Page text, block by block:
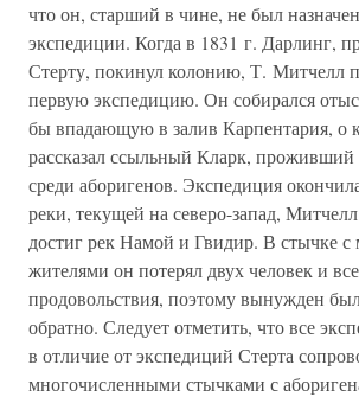
что он, старший в чине, не был
экспедиции. Когда в 1831 г. Дарлинг,
Стерту, покинул колонию, Т. Митчелл
первую экспедицию. Он собирался
бы впадающую в залив Карпентария, о
рассказал ссыльный Кларк, проживший
среди аборигенов. Экспедиция
реки, текущей на северо-запад,
достиг рек Намой и Гвидир. В стычке
жителями он потерял двух человек и
продовольствия, поэтому вынужден
обратно. Следует отметить, что все
в отличие от экспедиций Стерта
многочисленными стычками с